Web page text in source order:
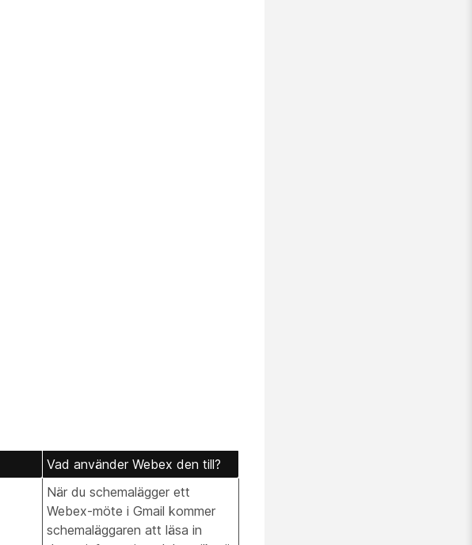
Vad använder Webex den till?
När du schemalägger ett
Webex-möte i Gmail kommer
schemaläggaren att läsa in